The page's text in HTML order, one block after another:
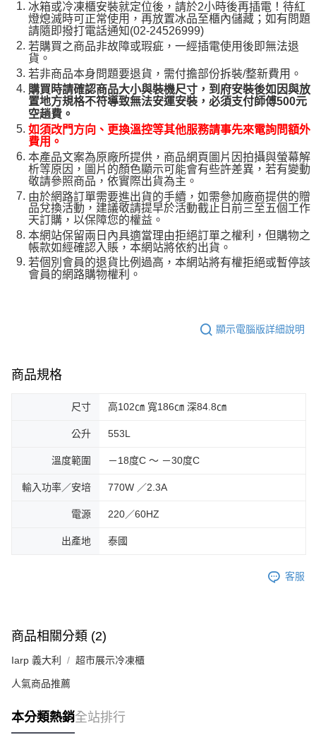
冰箱或冷凍櫃安裝就定位後，請於2小時後再插電！待紅
燈熄滅時可正常使用，再放置冰品至櫃內儲藏；如有問題
請隨即撥打電話通知(02-24526999)
若購買之商品非故障或瑕疵，一經插電使用後即無法退
貨。
若非商品本身問題要退貨，需付擔部份拆裝/整新費用。
購買時請確認商品大小與裝機尺寸，到府安裝後如因與放
置地方規格不符導致無法安運安裝，必須支付師傅500元
空趟費。
如須改門方向、更換溫控等其他服務請事先來電詢問額外
費用。
本產品文案為原廠所提供，商品網頁圖片因拍攝與螢幕解
析等原因，圖片的顏色顯示可能會有些許差異，若有變動
敬請參照商品，依實際出貨為主。
由於網路訂單需要進出貨的手續，如需參加廠商提供的贈
品兌換活動，建議敬請提早於活動截止日前三至五個工作
天訂購，以保障您的權益。
本網站保留兩日內具適當理由拒絕訂單之權利，但購物之
帳款如經確認入賬，本網站將依約出貨。
若個別會員的退貨比例過高，本網站將有權拒絕或暫停該
會員的網路購物權利。
顯示電腦版詳細說明
商品規格
尺寸 高102㎝ 寬186㎝ 深84.8㎝
公升 553L
溫度範圍 －18度C ～ －30度C
輸入功率／安培 770W ／2.3A
電源 220／60HZ
出產地 泰國
客服
商品相關分類 (2)
Iarp 義大利 超市展示冷凍櫃
人氣商品推薦
本分類熱銷全站排行